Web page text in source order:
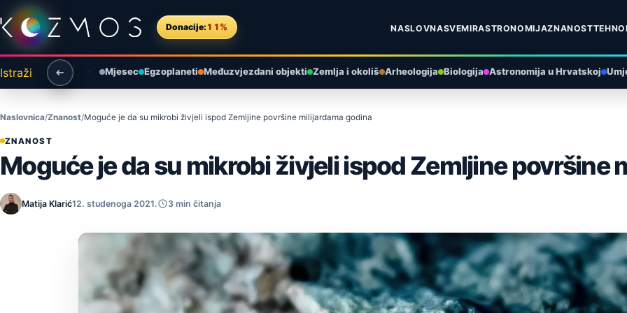
Preskoči na sadržaj
Donacije: 11% NASLOVNASVEMIRASTRONOMIJAZNANOST
Istraži Mjesec Egzoplaneti Međuzvjezdani objekti Zemlja i okoliš Arheologija Biologija Astronomija u Hrvatskoj
Naslovnica Znanost Moguće je da su mikrobi živjeli ispod Zemljine površine milijardama godina
ZNANOST
Moguće je da su mikrobi živjeli ispod Zemljine površine
Matija Klarić12. studenoga 2021. 3 min čitanja